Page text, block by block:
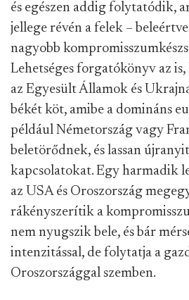
és egészen addig folytatódik,
jellege révén a felek –
nagyobb
Lehetséges forgatókönyv az
az Egyesült Államok és
békét köt, amibe a domináns
például Németország vagy
beletörődnek, és lassan
kapcsolatokat. Egy harmadik
az USA és Oroszország
rákényszerítik a
nem nyugszik bele, és bár
intenzitással, de folytatja a
Oroszországgal szemben.